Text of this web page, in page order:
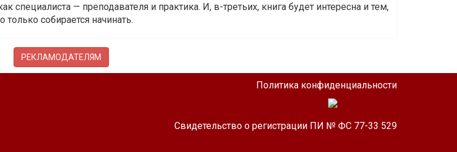
специалиста — преподавателя и практика. И, в-третьих, книга будет интересна и тем,
только собирается начинать.
РЕКЛАМОДАТЕЛЯМ
Политика конфиденциальности
Свидетельство о регистрации ПИ № ФС 77-33 529